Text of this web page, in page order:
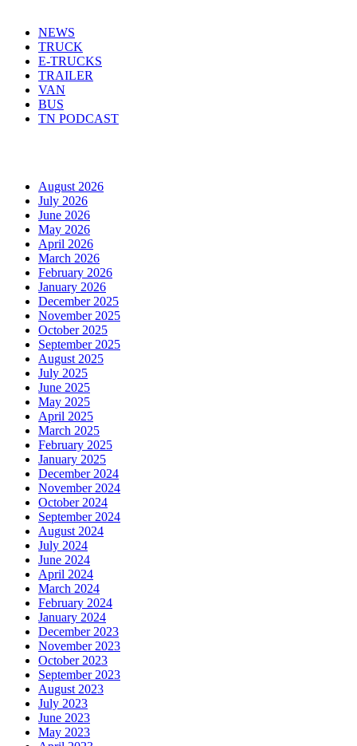
NEWS
TRUCK
E-TRUCKS
TRAILER
VAN
BUS
TN PODCAST
August 2026
July 2026
June 2026
May 2026
April 2026
March 2026
February 2026
January 2026
December 2025
November 2025
October 2025
September 2025
August 2025
July 2025
June 2025
May 2025
April 2025
March 2025
February 2025
January 2025
December 2024
November 2024
October 2024
September 2024
August 2024
July 2024
June 2024
April 2024
March 2024
February 2024
January 2024
December 2023
November 2023
October 2023
September 2023
August 2023
July 2023
June 2023
May 2023